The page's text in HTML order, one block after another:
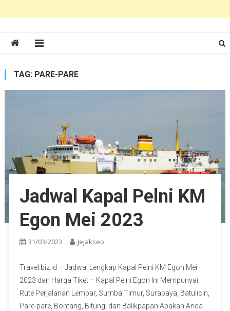
TAG: PARE-PARE
Jadwal Kapal Pelni KM
Egon Mei 2023
31/03/2023 Jejakseo
Travel.biz.id – Jadwal Lengkap Kapal Pelni KM Egon Mei
2023 dan Harga Tiket – Kapal Pelni Egon Ini Mempunyai
Rute Perjalanan Lembar, Sumba Timur, Surabaya, Batulicin,
Pare-pare, Bontang, Bitung, dan Balikpapan Apakah Anda